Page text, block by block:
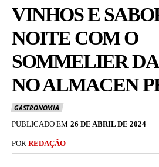
VINHOS E
NOITE COM O
SOMMELIER
NO ALMACEN
GASTRONOMIA
PUBLICADO EM 26 DE ABRIL DE 2024
POR REDAÇÃO